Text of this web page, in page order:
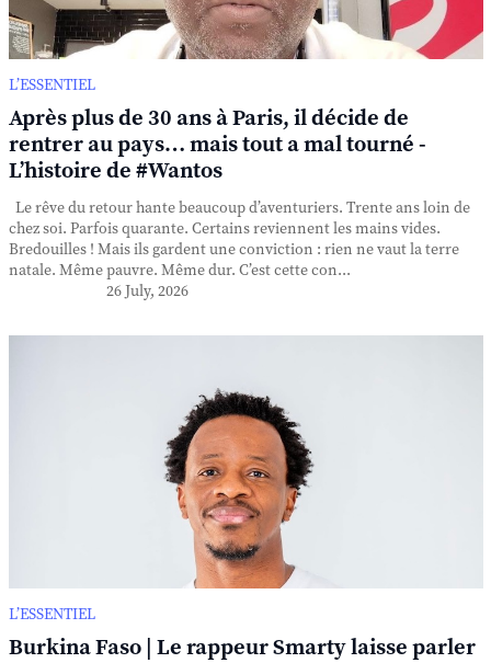
L’ESSENTIEL
Après plus de 30 ans à Paris, il décide de
rentrer au pays… mais tout a mal tourné -
L’histoire de #Wantos
Le rêve du retour hante beaucoup d’aventuriers. Trente ans loin de
chez soi. Parfois quarante. Certains reviennent les mains vides.
Bredouilles ! Mais ils gardent une conviction : rien ne vaut la terre
natale. Même pauvre. Même dur. C’est cette con...
26 July, 2026
L’ESSENTIEL
Burkina Faso | Le rappeur Smarty laisse parler